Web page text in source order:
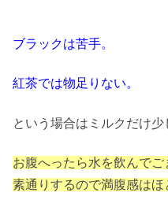
ブラックは苦手。
紅茶では物足りない。
という場合はミルクだけ少
お腹へったら水を飲んで
素通りするので満腹感はほ